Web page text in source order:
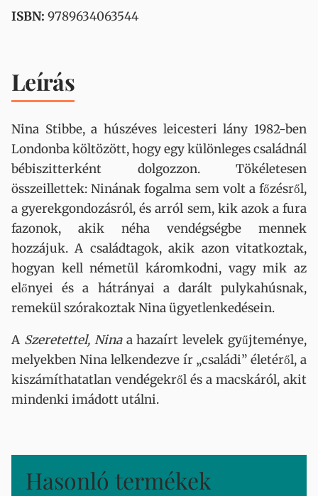
ISBN: 9789634063544
Leírás
Nina Stibbe, a húszéves leicesteri lány 1982-ben
Londonba költözött, hogy egy különleges családnál
bébiszitterként dolgozzon. Tökéletesen
összeillettek: Ninának fogalma sem volt a főzésről,
a gyerekgondozásról, és arról sem, kik azok a fura
fazonok, akik néha vendégségbe mennek
hozzájuk. A családtagok, akik azon vitatkoztak,
hogyan kell németül káromkodni, vagy mik az
előnyei és a hátrányai a darált pulykahúsnak,
remekül szórakoztak Nina ügyetlenkedésein.
A Szeretettel, Ninaa hazaírt levelek gyűjteménye,
melyekben Nina lelkendezve ír „családi” életéről, a
kiszámíthatatlan vendégekről és a macskáról, akit
mindenki imádott utálni.
Hasonló termékek